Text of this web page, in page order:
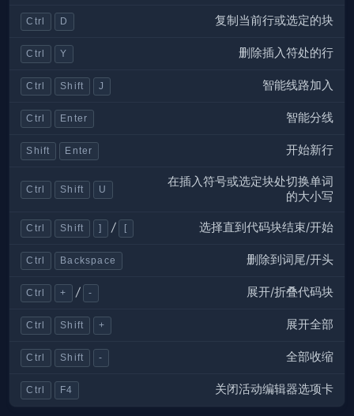
Ctrl D 复制当前行或选定的块
Ctrl Y 删除插入符处的行
Ctrl Shift J 智能线路加入
Ctrl Enter 智能分线
Shift Enter 开始新行
Ctrl Shift U
在插入符号或选定块处切换单词
的大小写
Ctrl Shift ] / [ 选择直到代码块结束/开始
Ctrl Backspace 删除到词尾/开头
Ctrl + / - 展开/折叠代码块
Ctrl Shift + 展开全部
Ctrl Shift - 全部收缩
Ctrl F4 关闭活动编辑器选项卡